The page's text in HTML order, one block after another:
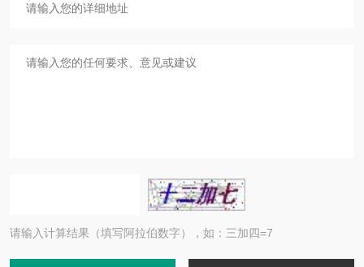
请输入计算结果（填写阿拉伯数字），如：三加四=7